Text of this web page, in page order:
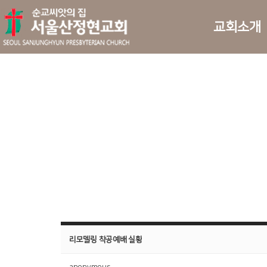
교회소개
리모델링 착공예배 실황